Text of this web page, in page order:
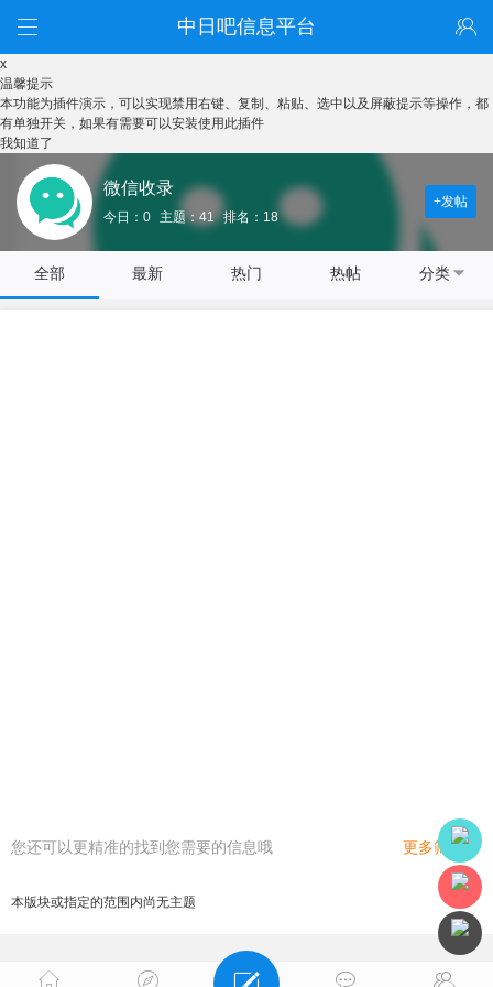
中日吧信息平台
x
温馨提示
本功能为插件演示，可以实现禁用右键、复制、粘贴、选中以及屏蔽提示等操作，都
有单独开关，如果有需要可以安装使用此插件
我知道了
微信收录
今日：0 主题：41 排名：18
+发帖
全部 最新 热门 热帖 分类
您还可以更精准的找到您需要的信息哦 更多筛选
本版块或指定的范围内尚无主题